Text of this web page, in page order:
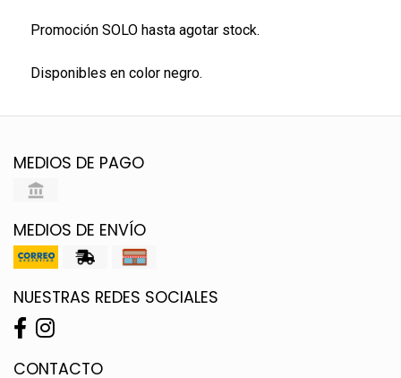
Promoción SOLO hasta agotar stock.
Disponibles en color negro.
MEDIOS DE PAGO
MEDIOS DE ENVÍO
NUESTRAS REDES SOCIALES
CONTACTO